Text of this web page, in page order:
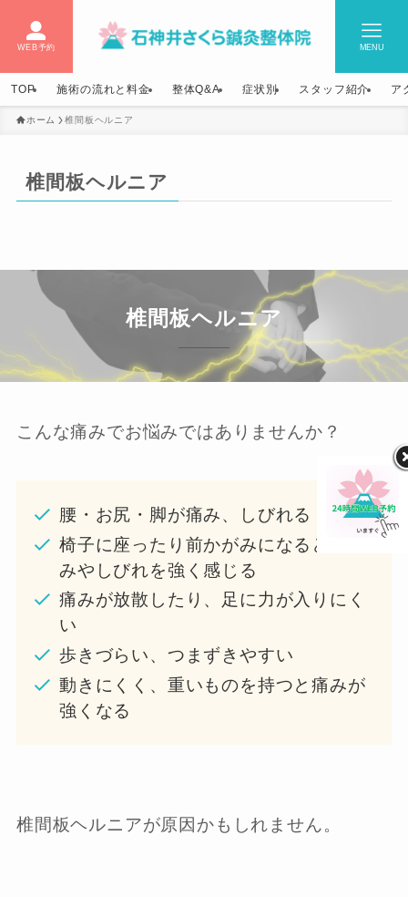
WEB予約 MENU
TOP 施術の流れと料金 整体Q&A 症状別 スタッフ紹介 ア
ホーム 椎間板ヘルニア
椎間板ヘルニア
椎間板ヘルニア
こんな痛みでお悩みではありませんか？
腰・お尻・脚が痛み、しびれる
椅子に座ったり前かがみになると、痛
みやしびれを強く感じる
痛みが放散したり、足に力が入りにく
い
歩きづらい、つまずきやすい
動きにくく、重いものを持つと痛みが
強くなる
椎間板ヘルニアが原因かもしれません。